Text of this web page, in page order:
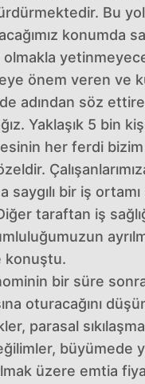
Bu
konumda
önem veren ve
adından söz
Yaklaşık 5 bin
her ferdi
saygılı bir iş
taraftan iş
konuştu.
bir süre
oturacağını
parasal
büyümede
üzere emtia